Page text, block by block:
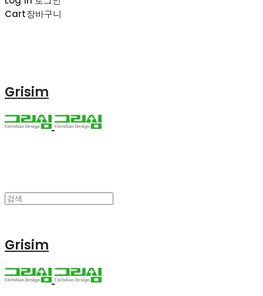
Cart장바구니
Grisim
Grisim